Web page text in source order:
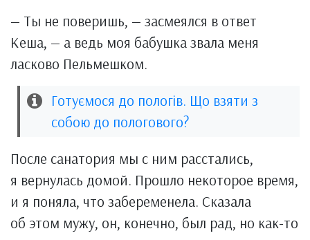
— Ты не поверишь, — засмеялся в ответ
Кеша, — а ведь моя бабушка звала меня
ласково Пельмешком.
Готуємося до пологів. Що взяти з
собою до пологового?
После санатория мы с ним расстались,
я вернулась домой. Прошло некоторое время,
и я поняла, что забеременела. Сказала
об этом мужу, он, конечно, был рад, но как-то